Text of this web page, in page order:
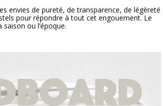
envies de pureté, de transparence, de légèreté
pour répondre à tout cet engouement. Le
ou l’époque.